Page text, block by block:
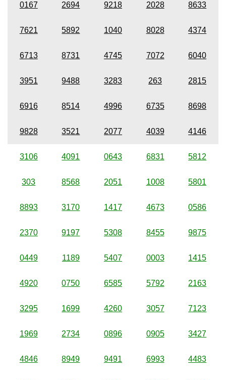
0167 2694 9218 2028 8633
7621 5892 1040 8028 4374
6713 8731 4745 7072 6040
3951 9488 3283 263 2815
6916 8514 4996 6735 8698
9828 3521 2077 4039 4146
3106 4091 0643 6831 5812
303 8568 2051 1008 5801
8893 3170 1417 4673 0586
2370 9197 5308 8455 9875
0449 1189 5407 0003 1415
4920 0750 6585 5792 2163
3295 1699 4260 3057 7123
1969 2734 0896 0905 3427
4846 8949 9491 6993 4483